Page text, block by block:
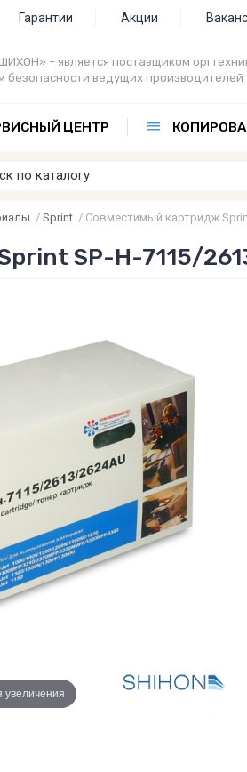
Гарантии Акции
– является поставщиком
безопасности ведущих производителей
ЦЕНТР
/ Sprint / Совместимый картридж
SP-H-7115/
увеличения